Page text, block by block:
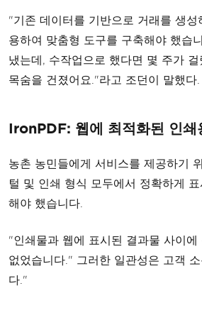
"기존 데이터를 기반으로 거래를 생
용하여 맞춤형 도구를 구축해야 했습
냈는데, 수작업으로 했다면 몇 주가 걸
목숨을 건졌어요."라고 조던이 말했다.
IronPDF: 웹에 최적화된 인쇄
농촌 농민들에게 서비스를 제공하기
털 및 인쇄 형식 모두에서 정확하게
해야 했습니다.
"인쇄물과 웹에 표시된 결과물 사이에
없었습니다." 그러한 일관성은 고객
다."